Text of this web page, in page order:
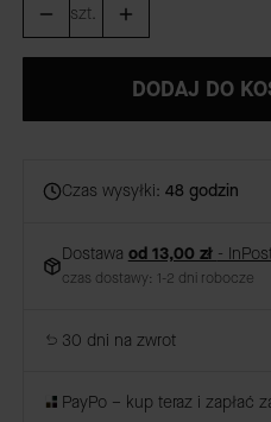
szt.
DODAJ DO
Czas wysyłki: 48 godzin
Dostawa od 13,00 zł -
czas dostawy: 1-2 dni robocze
30 dni na zwrot
PayPo – kup teraz i zapłać